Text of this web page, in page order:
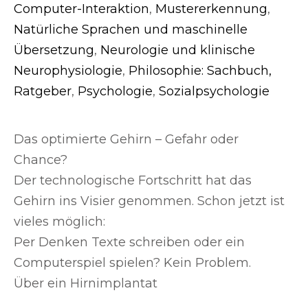
Computer-Interaktion, Mustererkennung,
Natürliche Sprachen und maschinelle
Übersetzung, Neurologie und klinische
Neurophysiologie, Philosophie: Sachbuch,
Ratgeber, Psychologie, Sozialpsychologie
Das optimierte Gehirn – Gefahr oder
Chance?
Der technologische Fortschritt hat das
Gehirn ins Visier genommen. Schon jetzt ist
vieles möglich:
Per Denken Texte schreiben oder ein
Computerspiel spielen? Kein Problem.
Über ein Hirnimplantat